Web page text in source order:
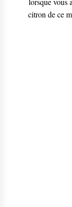
citron de ce